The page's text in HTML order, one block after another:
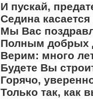
И пускай,
Седина
Мы Вас
Полным добрых
Верим: много
Будете Вы
Горячо,
Только так, как